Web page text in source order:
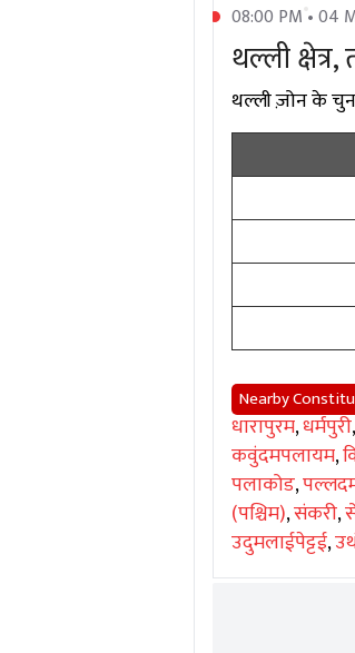
08:00 PM • 04
थल्ली
थल्ली ज़ोन के
Nearby
धारापुरम,धर्मपुरी,
कवुंदमपलायम,
पलाकोड,
(पश्चिम),संकरी,
उदुमलाईपेट्टई,